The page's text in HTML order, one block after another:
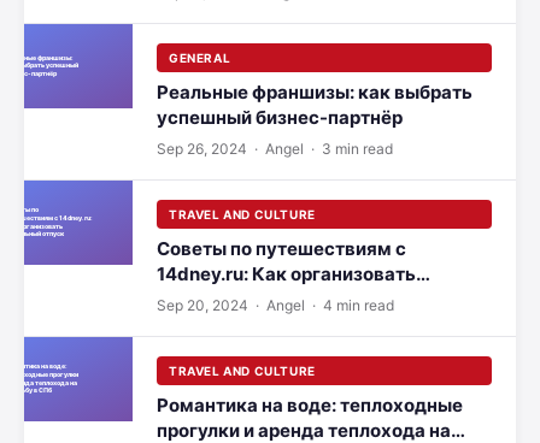
GENERAL
Реальные франшизы: как выбрать
успешный бизнес-партнёр
Sep 26, 2024 · Angel · 3 min read
TRAVEL AND CULTURE
Советы по путешествиям с
14dney.ru: Как организовать
идеальный отпуск
Sep 20, 2024 · Angel · 4 min read
TRAVEL AND CULTURE
Романтика на воде: теплоходные
прогулки и аренда теплохода на